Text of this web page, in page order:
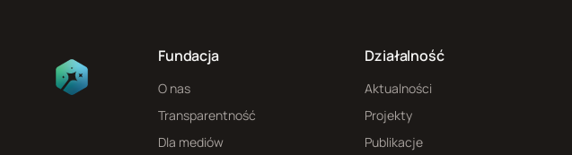
Fundacja
O nas
Transparentność
Dla mediów
Działalność
Aktualności
Projekty
Publikacje